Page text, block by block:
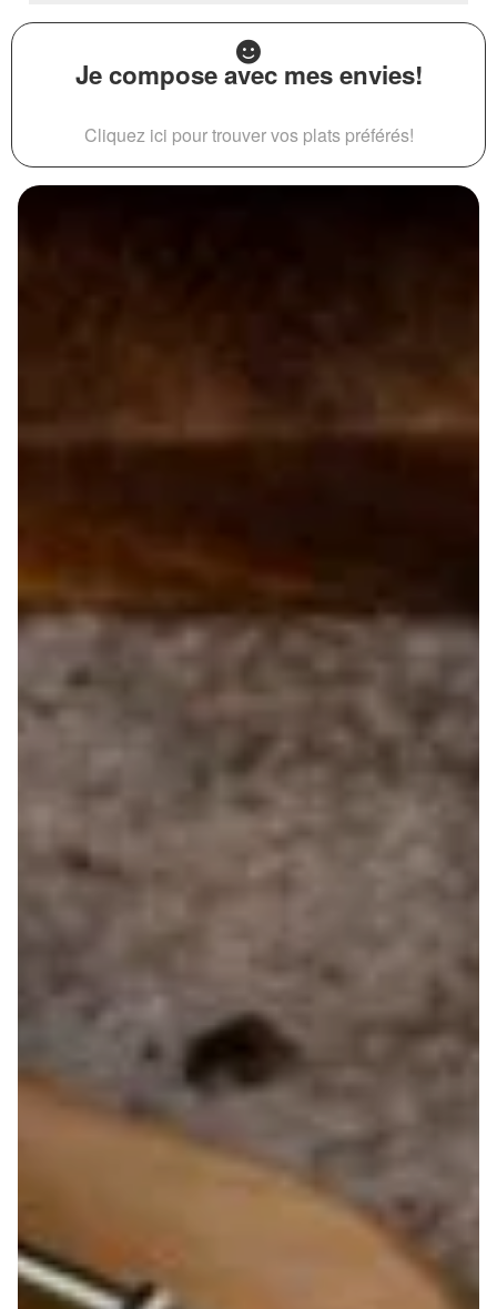
Je compose avec mes envies!
Cliquez ici pour trouver vos plats préférés!